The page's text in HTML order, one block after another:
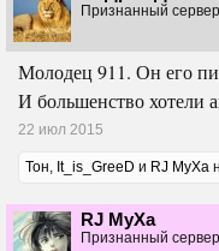
Признанный
Молодец 911. Он его
И большенство хотели
22 июл 2015
Тон It_is_GreeD и RJ MyXa
RJ MyXa
Признанный